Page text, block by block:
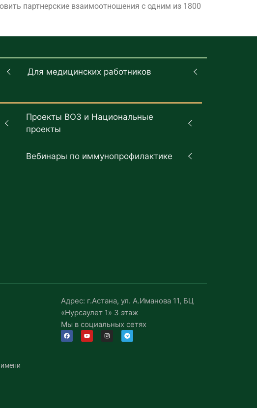
партнерские взаимоотношения с одним из 1800
Для медицинских работников
Проекты ВОЗ и Национальные
проекты
Вебинары по иммунопрофилактике
Адрес: г.Астана, ул. А.Иманова 11, БЦ
«Нурсаулет 1» 3 этаж
Мы в социальных сетях